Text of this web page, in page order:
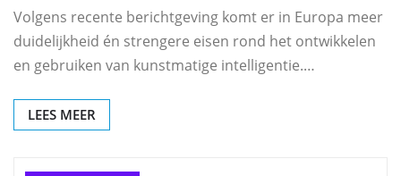
Volgens recente berichtgeving komt er in Europa meer
duidelijkheid én strengere eisen rond het ontwikkelen
en gebruiken van kunstmatige intelligentie.…
LEES MEER